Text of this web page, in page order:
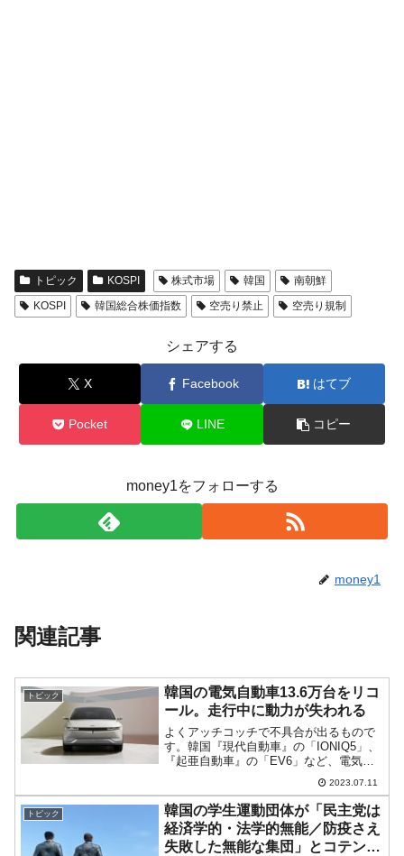
トピック KOSPI 株式市場 韓国
南朝鮮
KOSPI
韓国総合株価指数 空売り禁止 空売り規制
シェアする
X Facebook はてブ
Pocket LINE コピー
money1をフォローする
money1
関連記事
トピック
韓国の電気自動車13.6万台をリコ
ール。走行中に動力が失われる
よくアッチコッチで不具合が出るもので
す。韓国『現代自動車』の「IONIQ5」、
『起亜自動車』の「EV6」など、電気自
動車13万6,000台を無償修理することにな
りました。両社の電気自動車が「走行中
に動力喪失」という不可思議な状況にな
ることが...
2023.07.11
トピック
韓国の学生運動団体が「民主党は
経済学的・法学的無能／防疫さえ
失敗した無能な集団」とコテンパ